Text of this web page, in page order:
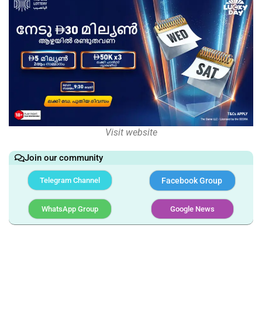
Visit website
Join our community
Telegram Channel Facebook Group
WhatsApp Group Google News